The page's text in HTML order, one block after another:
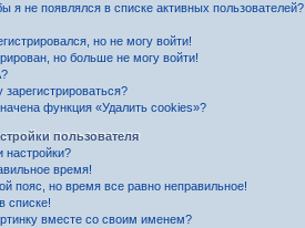
я не появлялся в списке активных пользователей?
но не могу войти!
но больше не могу войти!
функция «Удалить cookies»?
пользователя
настройки?
время!
пояс, но время все равно неправильное!
списке!
вместе со своим именем?